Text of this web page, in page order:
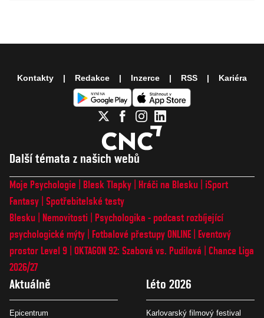
Další témata z našich webů
Moje Psychologie Blesk Tlapky Hráči na Blesku
iSport
Fantasy Spotřebitelské testy
Blesku
Nemovitosti
Psychologika - podcast rozbíjející
psychologické mýty
Fotbalové přestupy ONLINE
Eventový
prostor Level 9 OKTAGON 92: Szabová vs. Pudilová
Chance Liga
2026/27
Aktuálně
Epicentrum
Léto 2026
Karlovarský filmový festival
Kontakty Redakce Inzerce RSS Kariéra